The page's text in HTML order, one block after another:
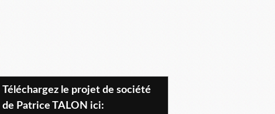
Téléchargez le projet de société
de Patrice TALON ici: